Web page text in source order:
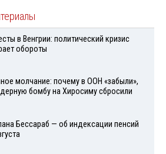
в Венгрии: политический кризис
обороты
молчание: почему в ООН «забыли»,
бомбу на Хиросиму сбросили
Бессараб — об индексации пенсий